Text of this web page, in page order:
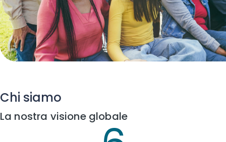
Chi siamo
La nostra visione globale